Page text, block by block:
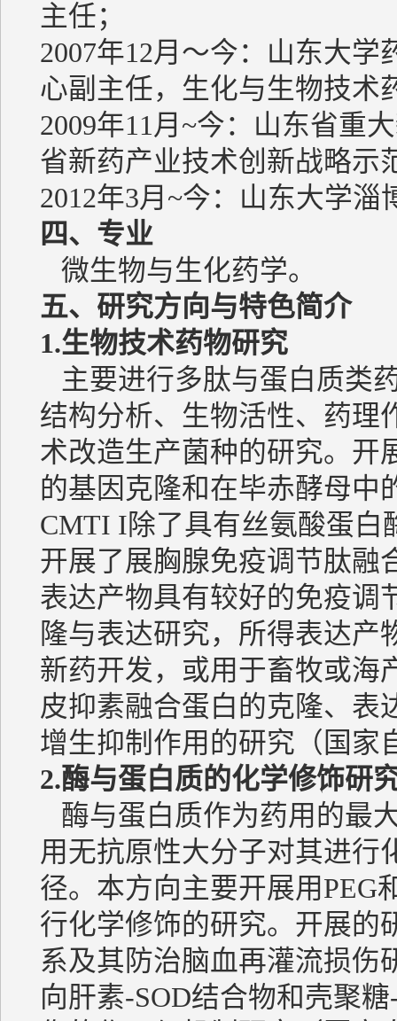
主任；
2007年12月～今：山东大
心副主任，生化与生物技术
2009年11月~今：山东省重
省新药产业技术创新战略示
2012年3月~今：山东大学
四、专业
微生物与生化药学。
五、研究方向与特色简介
1.生物技术药物研究
主要进行多肽与蛋白质类
结构分析、生物活性、药理
术改造生产菌种的研究。开
的基因克隆和在毕赤酵母中
CMTI I除了具有丝氨酸蛋白
开展了展胸腺免疫调节肽融
表达产物具有较好的免疫调
隆与表达研究，所得表达产
新药开发，或用于畜牧或海
皮抑素融合蛋白的克隆、表
增生抑制作用的研究（国家
2.酶与蛋白质的化学修饰研
酶与蛋白质作为药用的最
用无抗原性大分子对其进行
径。本方向主要开展用PEG
行化学修饰的研究。开展的
系及其防治脑血再灌流损伤
向肝素-SOD结合物和壳聚